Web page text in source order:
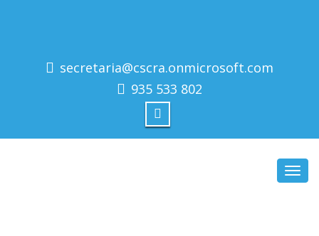
secretaria@cscra.onmicrosoft.com
935 533 802